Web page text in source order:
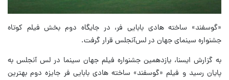
«گوسفند» ساخته هادی بابایی فر، در جایگاه دوم بخش فیلم کوتاه
جشنواره سینمای جهان در لس‌آنجلس قرار گرفت.
به گزارش ایسنا، یازدهمین جشنواره فیلم جهان سینما در لس آنجلس به
پایان رسید و فیلم «گوسفند» ساخته هادی بابایی فر جایزه دوم بهترین